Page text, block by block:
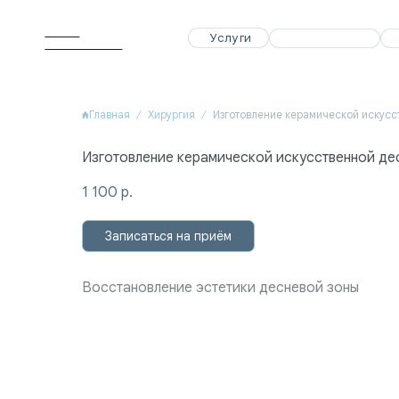
Услуги Специалисты Акции
Dental Clinic Услуги Специалисты Акции
Dental Clinic
Главная Хирургия
Изготовление керамической искусственной
1 100 р.
Записаться на приём
Восстановление эстетики десневой зоны